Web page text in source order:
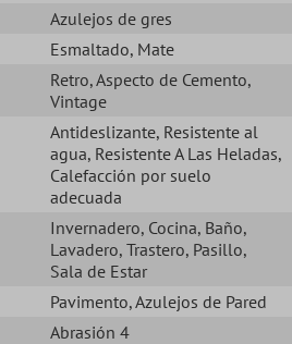
Azulejos de gres
Esmaltado, Mate
Retro, Aspecto de Cemento,
Vintage
Antideslizante, Resistente al
agua, Resistente A Las Heladas,
Calefacción por suelo
adecuada
Invernadero, Cocina, Baño,
Lavadero, Trastero, Pasillo,
Sala de Estar
Pavimento, Azulejos de Pared
Abrasión 4